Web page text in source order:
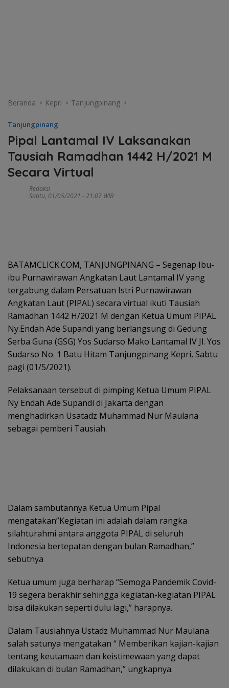
Beranda Kepri Tanjungpinang
Tanjungpinang
Pipal Lantamal IV Laksanakan
Tausiah Ramadhan 1442 H/2021 M
Secara Virtual
Redaksi
Sabtu, 01/05/2021 - 21:07 WIB
BATAMCLICK.COM, TANJUNGPINANG – Segenap Ibu-
ibu Purnawirawan Angkatan Laut Lantamal IV yang
tergabung dalam Persatuan Istri Purnawirawan
Angkatan Laut (PIPAL) secara virtual ikuti Tausiah
Ramadhan 1442 H/2021 M dengan Ketua Umum PIPAL
Ny.Endah Ade Supandi yang berlangsung di Gedung
Serba Guna (GSG) Yos Sudarso Mako Lantamal IV Jl. Yos
Sudarso No. 1 Batu Hitam Tanjungpinang Kepri, Sabtu
pagi (01/5/2021).
Pelaksanaan tersebut di pimping Ketua Umum PIPAL
Ny Endah Ade Supandi di Jakarta dengan
menghadirkan Usatadz Muhammad Nur Maulana
sebagai pemberi Tausiah.
Dalam sambutannya Ketua Umum Pipal
mengatakan”Kegiatan ini adalah dalam rangka
silahturahmi antara anggota PIPAL di seluruh
Indonesia bertepatan dengan bulan Ramadhan,”
sebutnya
Ketua umum juga berharap “Semoga Pandemik Covid-
19 segera berakhir sehingga kegiatan-kegiatan PIPAL
bisa dilakukan seperti dulu lagi,” harapnya.
Dalam Tausiahnya Ustadz Muhammad Nur Maulana
salah satunya mengatakan “ Memberikan kajian-kajian
tentang keutamaan dan keistimewaan yang dapat
dilakukan di bulan Ramadhan,” ungkapnya.